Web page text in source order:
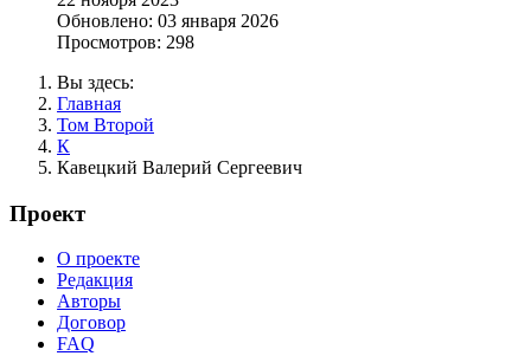
Обновлено: 03 января 2026
Просмотров: 298
Вы здесь:
Главная
Том Второй
К
Кавецкий Валерий Сергеевич
Проект
О проекте
Редакция
Авторы
Договор
FAQ